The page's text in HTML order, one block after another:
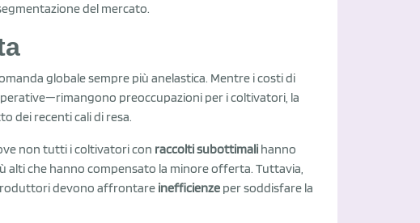
del mercato.
globale sempre più anelastica. Mentre i costi di
preoccupazioni per i coltivatori, la
dei recenti cali di resa.
non tutti i coltivatori con raccolti subottimali hanno
alti che hanno compensato la minore offerta. Tuttavia,
devono affrontare inefficienze per soddisfare la